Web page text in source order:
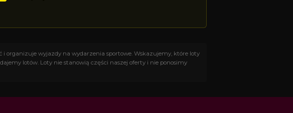
organizuje wyjazdy na wydarzenia sportowe. Wskazujemy, które loty
lotów. Loty nie stanowią części naszej oferty i nie ponosimy